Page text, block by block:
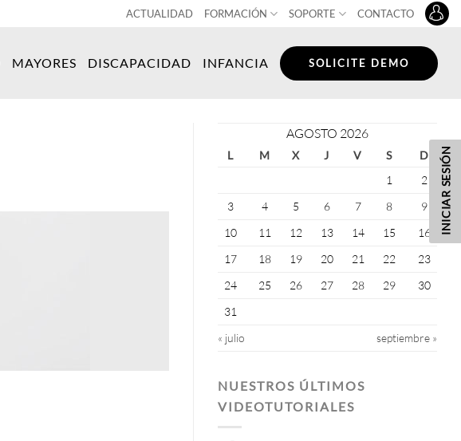
ACTUALIDAD FORMACIÓN SOPORTE CONTACTO
MAYORES DISCAPACIDAD INFANCIA SOLICITE DEMO
AGOSTO 2026
L M X J V S
D
1
2
3
4 5 6 7 8
9
10
11 12 13 14 15
16
17
18 19 20 21 22
23
24
25 26 27 28 29
30
31
« julio
septiembre »
NUESTROS ÚLTIMOS
VIDEOTUTORIALES
INICIAR SESIÓN